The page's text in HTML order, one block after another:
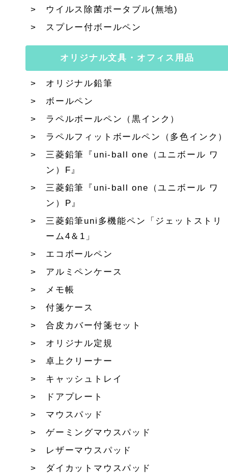
ウイルス除菌ポータブル(無地)
スプレー付ボールペン
オリジナル文具・オフィス用品
オリジナル鉛筆
ボールペン
ラペルボールペン（黒インク）
ラペルフィットボールペン（多色インク）
三菱鉛筆『uni-ball one（ユニボール ワ
ン）F』
三菱鉛筆『uni-ball one（ユニボール ワ
ン）P』
三菱鉛筆uni多機能ペン「ジェットストリ
ーム4＆1」
エコボールペン
アルミペンケース
メモ帳
付箋ケース
合皮カバー付箋セット
オリジナル定規
卓上クリーナー
キャッシュトレイ
ドアプレート
マウスパッド
ゲーミングマウスパッド
レザーマウスパッド
ダイカットマウスパッド